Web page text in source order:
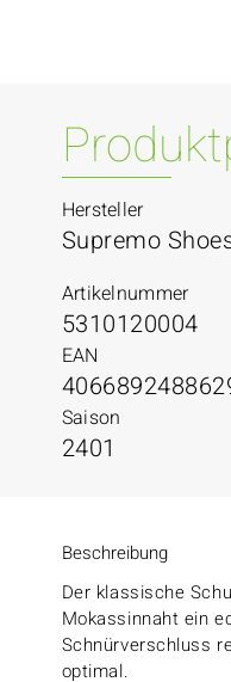
Hersteller
Supremo
Artikelnummer
5310120004
EAN
Saison
2401
Beschreibung
Der klassische
Mokassinnaht ein
Schnürverschluss
optimal.